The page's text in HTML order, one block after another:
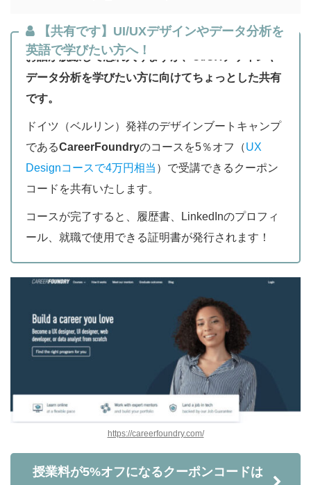
【共有です】UI/UXデザインやデータ分析を
英語で学びたい方へ！
お話が脱線して恐れ入りますが、UI/UXデザインや
データ分析を学びたい方に向けてちょっとした共有
です。
ドイツ（ベルリン）発祥のデザインブートキャンプ
であるCareerFoundryのコースを5％オフ（UX
Designコースで4万円相当 ）で受講できるクーポン
コードを共有いたします。
コースが完了すると、履歴書、LinkedInのプロフィ
ール、就職で使用できる証明書が発行されます！
https://careerfoundry.com/
授業料が5%オフになるクーポンコードは